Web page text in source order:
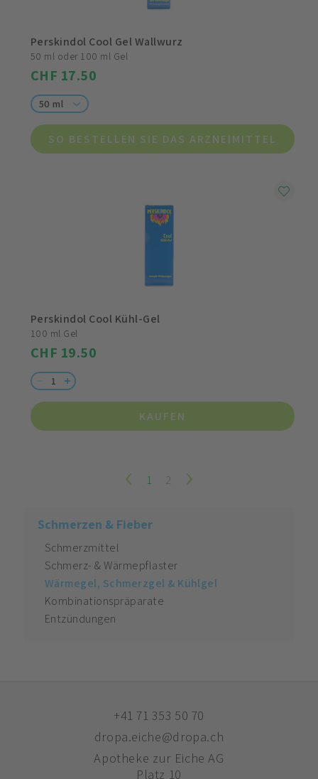
Perskindol Cool Gel Wallwurz
50 ml oder 100 ml Gel
CHF 17.50
50 ml
SO BESTELLEN SIE DAS ARZNEIMITTEL
Perskindol Cool Kühl-Gel
100 ml Gel
CHF 19.50
KAUFEN
1 2
Schmerzen & Fieber
Schmerzmittel
Schmerz- & Wärmepflaster
Wärmegel, Schmerzgel & Kühlgel
Kombinationspräparate
Entzündungen
+41 71 353 50 70
dropa.eiche@dropa.ch
Apotheke zur Eiche AG
Platz 10